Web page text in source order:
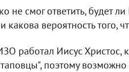
не смог ответить, будет
вероятность того,
работал Иисус Христос,
поэтому